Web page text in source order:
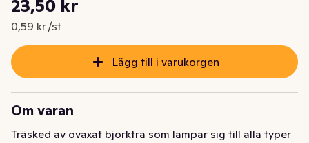
Nuvarande pris är: 23,50 kr
23,50 kr
0,59 kr /st
Lägg till i varukorgen
Om varan
Träsked av ovaxat björkträ som lämpar sig till alla typer